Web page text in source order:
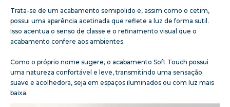
Trata-se de um acabamento semipolido e, assim como o cetim,
possui uma aparência acetinada que reflete a luz de forma sutil.
Isso acentua o senso de classe e o refinamento visual que o
acabamento confere aos ambientes.
Como o próprio nome sugere, o acabamento Soft Touch possui
uma natureza confortável e leve, transmitindo uma sensação
suave e acolhedora, seja em espaços iluminados ou com luz mais
baixa.